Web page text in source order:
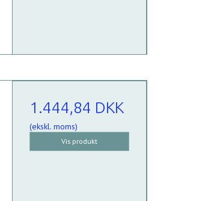
1.444,84 DKK
(ekskl. moms)
Vis produkt